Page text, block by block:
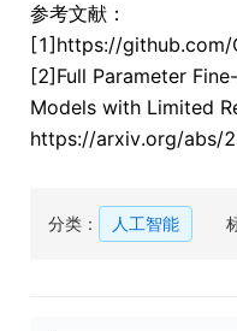
参考文献：
[1]https://github.com/
[2]Full Parameter
Models with Limited
https://arxiv.org/abs/
分类： 人工智能